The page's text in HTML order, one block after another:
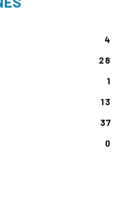
4
28
1
13
37
0